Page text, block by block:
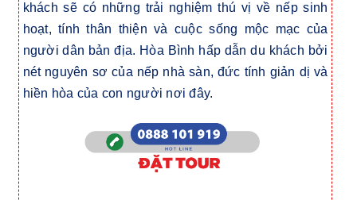
khách sẽ có những trải nghiệm thú vị về nếp sinh
hoạt, tính thân thiện và cuộc sống mộc mạc của
người dân bản địa. Hòa Bình hấp dẫn du khách bởi
nét nguyên sơ của nếp nhà sàn, đức tính giản dị và
hiền hòa của con người nơi đây.